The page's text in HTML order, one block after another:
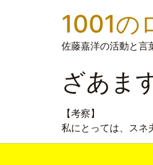
1001の
佐藤嘉洋の活動と言
ざあま
【考察】
私にとっては、スネ